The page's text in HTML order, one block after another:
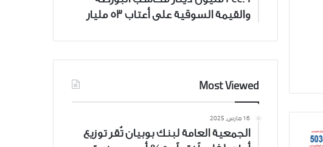
والقيمة السوقية على أعتاب 53 مليار
Most Viewed
16 مارس، 2025
الجمعية العامة لبنك بوبيان تُقر توزيع